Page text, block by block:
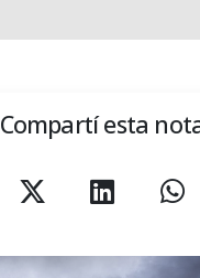
Compartí esta